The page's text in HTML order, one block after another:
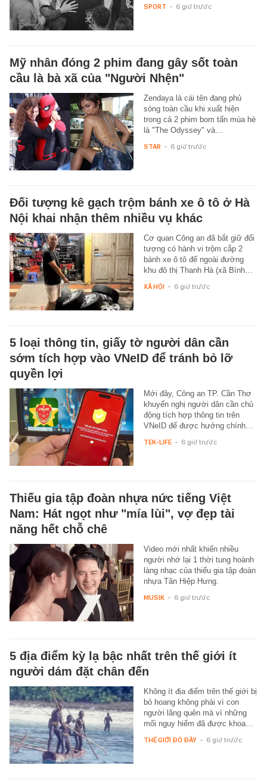
SPORT - 6 giờ trước
Mỹ nhân đóng 2 phim đang gây sốt toàn
cầu là bà xã của "Người Nhện"
Zendaya là cái tên đang phủ
sóng toàn cầu khi xuất hiện
trong cả 2 phim bom tấn mùa hè
là "The Odyssey" và…
STAR - 6 giờ trước
Đối tượng kê gạch trộm bánh xe ô tô ở Hà
Nội khai nhận thêm nhiều vụ khác
Cơ quan Công an đã bắt giữ đối
tượng có hành vi trộm cắp 2
bánh xe ô tô để ngoài đường
khu đô thị Thanh Hà (xã Bình…
XÃ HỘI - 6 giờ trước
5 loại thông tin, giấy tờ người dân cần
sớm tích hợp vào VNeID để tránh bỏ lỡ
quyền lợi
Mới đây, Công an TP. Cần Thơ
khuyến nghị người dân cần chủ
động tích hợp thông tin trên
VNeID để được hưởng chính…
TEK-LIFE - 6 giờ trước
Thiếu gia tập đoàn nhựa nức tiếng Việt
Nam: Hát ngọt như "mía lùi", vợ đẹp tài
năng hết chỗ chê
Video mới nhất khiến nhiều
người nhớ lại 1 thời tung hoành
làng nhạc của thiếu gia tập đoàn
nhựa Tân Hiệp Hưng.
MUSIK - 6 giờ trước
5 địa điểm kỳ lạ bậc nhất trên thế giới ít
người dám đặt chân đến
Không ít địa điểm trên thế giới bị
bỏ hoang không phải vì con
người lãng quên mà vì những
mối nguy hiểm đã được khoa…
THẾ GIỚI ĐÓ ĐÂY - 6 giờ trước